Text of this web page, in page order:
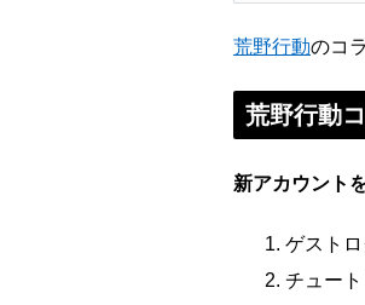
荒野行動のコ
荒野行動
新アカウント
ゲスト
チュー